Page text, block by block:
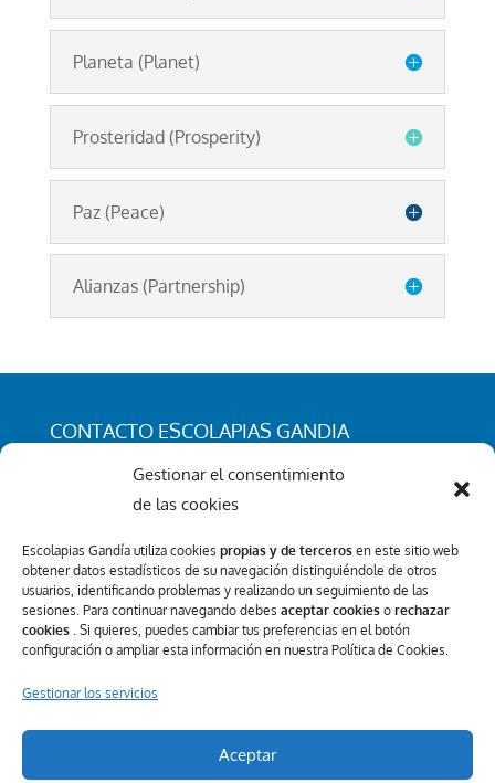
Gestionar el consentimiento
de las cookies
Escolapias Gandía utiliza cookies propias y de terceros en este sitio web
obtener datos estadísticos de su navegación distinguiéndole de otros
usuarios, identificando problemas y realizando un seguimiento de las
sesiones. Para continuar navegando debes aceptar cookies o rechazar
cookies . Si quieres, puedes cambiar tus preferencias en el botón
configuración o ampliar esta información en nuestra Política de Cookies.
Gestionar los servicios
Aceptar
Planeta (Planet)
Prosteridad (Prosperity)
Paz (Peace)
Alianzas (Partnership)
CONTACTO ESCOLAPIAS GANDIA
C/ San Rafael 25. 46701 - Gandia (Valencia)
Tel.: 962 96 50 96
Canal Interno de Información
REDES SOCIALES